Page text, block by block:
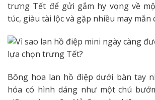
trưng Tết để gửi gắm hy vọng về
túc, giàu tài lộc và gặp nhiều may mắn
Bông hoa lan hồ điệp dưới bàn tay
hóa có hình dáng như một chú